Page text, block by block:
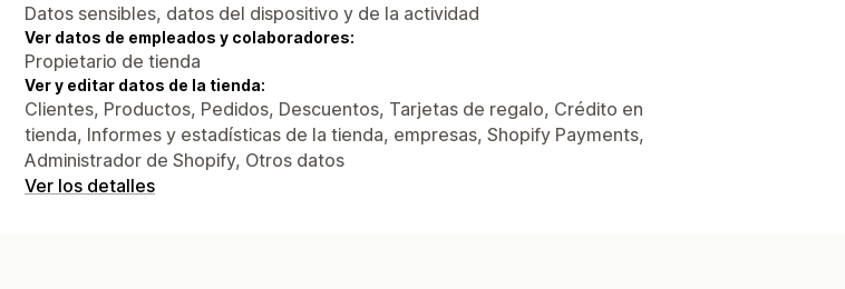
Datos sensibles, datos del dispositivo y de la actividad
Ver datos de empleados y colaboradores:
Propietario de tienda
Ver y editar datos de la tienda:
Clientes, Productos, Pedidos, Descuentos, Tarjetas de regalo, Crédito en
tienda, Informes y estadísticas de la tienda, empresas, Shopify Payments,
Administrador de Shopify, Otros datos
Ver los detalles